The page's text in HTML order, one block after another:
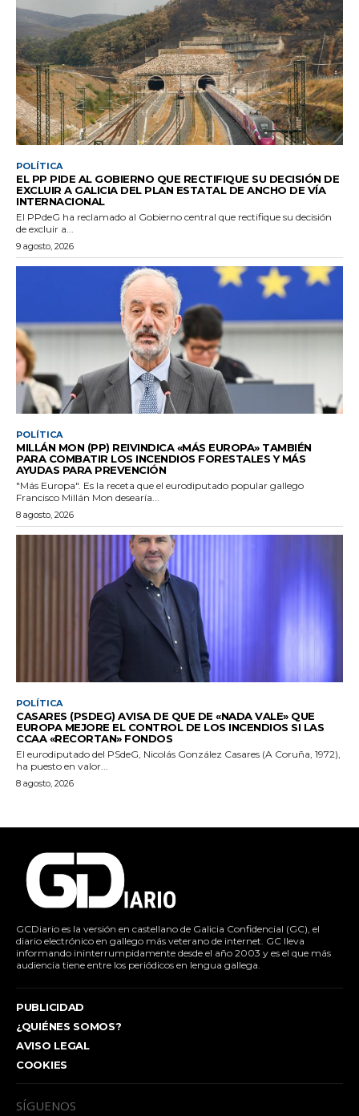
POLÍTICA
EL PP PIDE AL GOBIERNO QUE RECTIFIQUE SU DECISIÓN DE
EXCLUIR A GALICIA DEL PLAN ESTATAL DE ANCHO DE VÍA
INTERNACIONAL
El PPdeG ha reclamado al Gobierno central que rectifique su decisión
de excluir a...
9 agosto, 2026
POLÍTICA
MILLÁN MON (PP) REIVINDICA «MÁS EUROPA» TAMBIÉN
PARA COMBATIR LOS INCENDIOS FORESTALES Y MÁS
AYUDAS PARA PREVENCIÓN
"Más Europa". Es la receta que el eurodiputado popular gallego
Francisco Millán Mon desearía...
8 agosto, 2026
POLÍTICA
CASARES (PSDEG) AVISA DE QUE DE «NADA VALE» QUE
EUROPA MEJORE EL CONTROL DE LOS INCENDIOS SI LAS
CCAA «RECORTAN» FONDOS
El eurodiputado del PSdeG, Nicolás González Casares (A Coruña, 1972),
ha puesto en valor...
8 agosto, 2026
GCDiario es la versión en castellano de Galicia Confidencial (GC), el
diario electrónico en gallego más veterano de internet. GC lleva
informando ininterrumpidamente desde el año 2003 y es el que más
audiencia tiene entre los periódicos en lengua gallega.
PUBLICIDAD
¿QUIÉNES SOMOS?
AVISO LEGAL
COOKIES
SÍGUENOS